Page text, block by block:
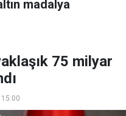
madalya
75 milyar